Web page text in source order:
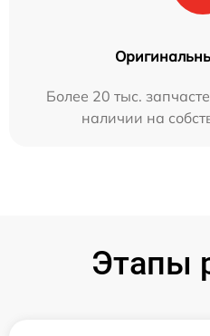
Более 20 тыс.
наличии на
Этапы